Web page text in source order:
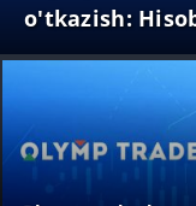
o'tkazish:
ro'yxatdan